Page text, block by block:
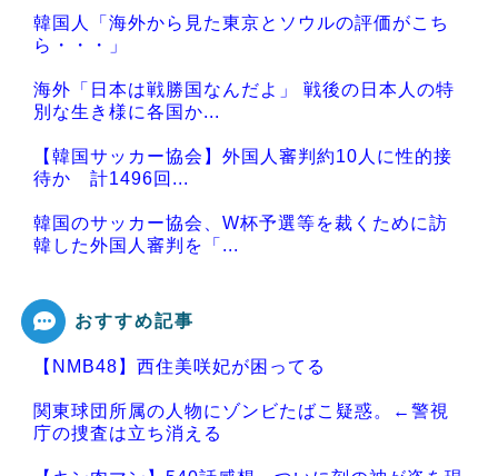
韓国人「海外から見た東京とソウルの評価がこち
ら・・・」
海外「日本は戦勝国なんだよ」 戦後の日本人の特
別な生き様に各国か...
【韓国サッカー協会】外国人審判約10人に性的接
待か 計1496回...
韓国のサッカー協会、W杯予選等を裁くために訪
韓した外国人審判を「...
Powered by livedoor 相互RSS
おすすめ記事
【NMB48】西住美咲妃が困ってる
関東球団所属の人物にゾンビたばこ疑惑。←警視
庁の捜査は立ち消える